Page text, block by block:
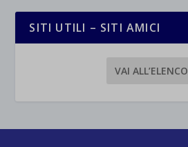
SITI UTILI – SITI AMICI
VAI ALL’ELENCO